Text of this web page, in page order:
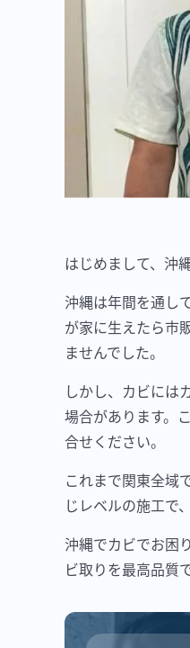
はじめまして、沖
沖縄は年間を通し
が家に生えたら市
ませんでした。
しかし、カビには
場合があります。
合せください。
これまで関東全域
じレベルの施工で
沖縄でカビでお困
ビ取りを最高品質